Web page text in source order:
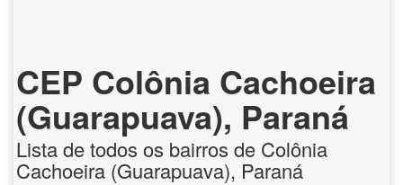
CEP Colônia Cachoeira
(Guarapuava), Paraná
Lista de todos os bairros de Colônia
Cachoeira (Guarapuava), Paraná